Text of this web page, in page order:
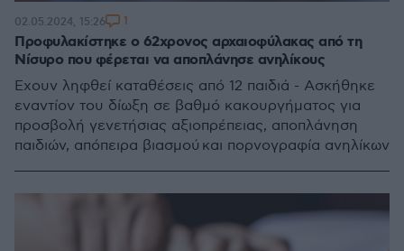
Προφυλακίστηκε ο 62χρονος αρχαιοφύλακας από τη
Νίσυρο που φέρεται να αποπλάνησε ανηλίκους
Έχουν ληφθεί καταθέσεις από 12 παιδιά - Ασκήθηκε
εναντίον του δίωξη σε βαθμό κακουργήματος για
προσβολή γενετήσιας αξιοπρέπειας, αποπλάνηση
παιδιών, απόπειρα βιασμού και πορνογραφία ανηλίκων
02.05.2024, 15:26 1